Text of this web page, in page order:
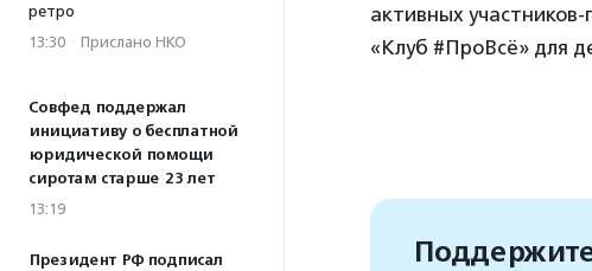
ретро
13:30 · Прислано НКО
Совфед поддержал
инициативу о бесплатной
юридической помощи
сиротам старше 23 лет
13:19
Президент РФ подписал
активных
«Клуб #ПроВсё» для